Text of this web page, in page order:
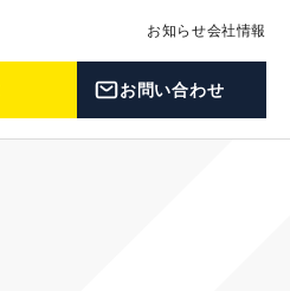
お知らせ会社情報
お問い合わせ